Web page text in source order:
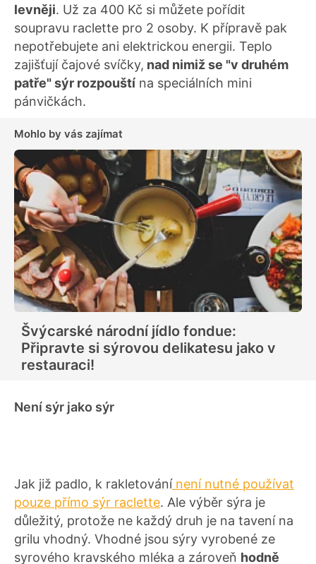
levněji. Už za 400 Kč si můžete pořídit
soupravu raclette pro 2 osoby. K přípravě pak
nepotřebujete ani elektrickou energii. Teplo
zajišťují čajové svíčky, nad nimiž se "v druhém
patře" sýr rozpouští na speciálních mini
pánvičkách.
Mohlo by vás zajímat
Švýcarské národní jídlo fondue:
Připravte si sýrovou delikatesu jako v
restauraci!
Není sýr jako sýr
Jak již padlo, k rakletovánínení nutné používat
pouze přímo sýr raclette. Ale výběr sýra je
důležitý, protože ne každý druh je na tavení na
grilu vhodný. Vhodné jsou sýry vyrobené ze
syrového kravského mléka a zároveň hodně